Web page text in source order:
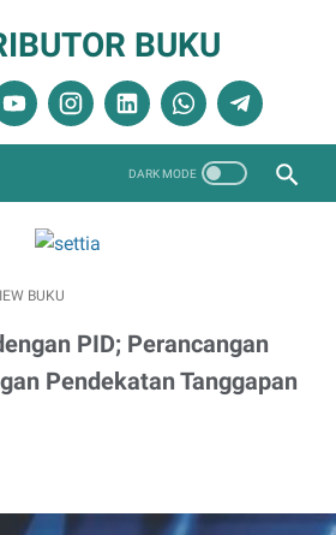
BUKU
BUKU
PID; Perancangan
Pendekatan Tanggapan